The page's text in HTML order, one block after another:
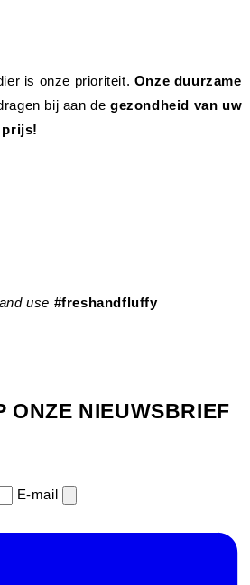
is onze prioriteit. Onze duurzame
bij aan de gezondheid van uw
and use #freshandfluffy
ONZE NIEUWSBRIEF
E‑mail